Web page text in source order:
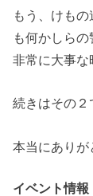
もう、けも
も何かしら
非常に大事な
続きはその２
本当にありが
イベント情報